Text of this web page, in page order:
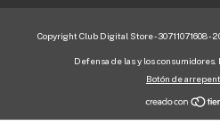
Copyright Club Digital Store - 30711071608 -
Defensa de las y los consumidores.
Botón de